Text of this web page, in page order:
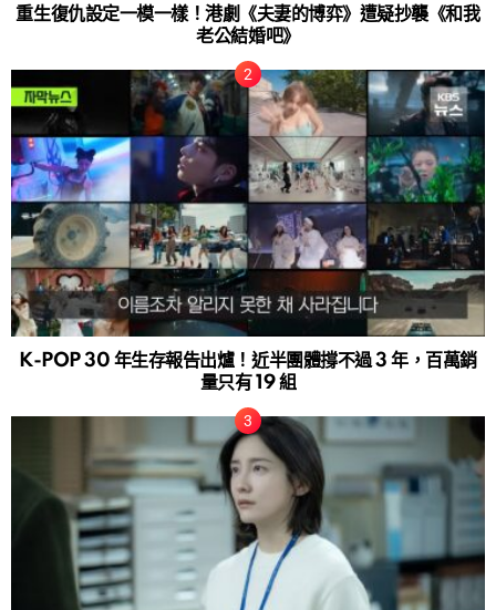
重生復仇設定一模一樣！港劇《夫妻的博弈》遭疑抄襲《和我
老公結婚吧》
K-POP 30 年生存報告出爐！近半團體撐不過 3 年，百萬銷
量只有 19 組